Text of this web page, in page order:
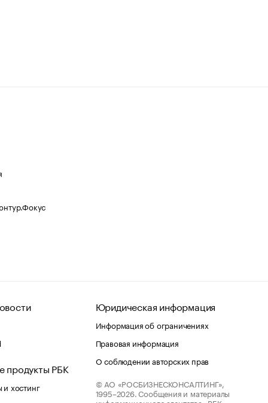
продукты РБК
хостинг
Юридическая информация
Информация об ограничениях
Правовая информация
О соблюдении авторских прав
© АО «РОСБИЗНЕСКОНСАЛТИНГ»,
1995–2026. Сообщения и материалы